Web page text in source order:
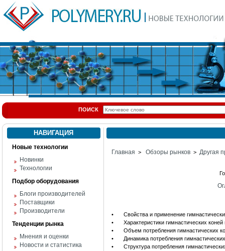
ПОИСК
НАВИГАЦИЯ
Новые технологии
Новинки
Технологии
Подбор оборудования
Блоги производителей
Поставщики
Производители
Тенденции рынка
Мнения и оценки
Новости и статистика
Главная > Обзоры рынков > Другая
•
Свойства и применение
•
Характеристики гимнастических
•
Объем потребления гимнастических
•
Динамика потребления
•
Структура потребления